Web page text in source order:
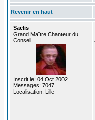
Revenir en haut
Saelis
Grand Maître Chanteur du
Conseil
Inscrit le: 04 Oct 2002
Messages: 7047
Localisation: Lille